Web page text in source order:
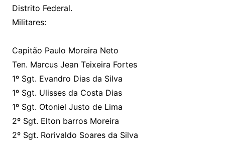
Distrito Federal.
Militares:
Capitão Paulo Moreira Neto
Ten. Marcus Jean Teixeira Fortes
1º Sgt. Evandro Dias da Silva
1º Sgt. Ulisses da Costa Dias
1º Sgt. Otoniel Justo de Lima
2º Sgt. Elton barros Moreira
2º Sgt. Rorivaldo Soares da Silva